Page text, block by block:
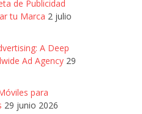
de Publicidad
tu Marca 2 julio
A Deep
Ad Agency 29
para
29 junio 2026